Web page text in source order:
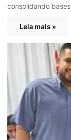
consolidando
Leia mais »